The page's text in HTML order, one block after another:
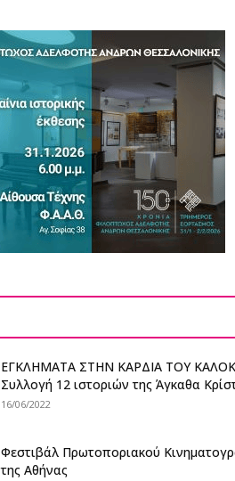
ΕΓΚΛΗΜΑΤΑ ΣΤΗΝ ΚΑΡΔΙΑ ΤΟΥ
Συλλογή 12 ιστοριών της Άγκαθα
16/06/2022
Φεστιβάλ Πρωτοποριακού
της Αθήνας